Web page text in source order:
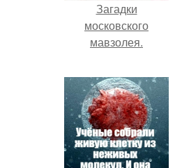
Загадки
московского
мавзолея.